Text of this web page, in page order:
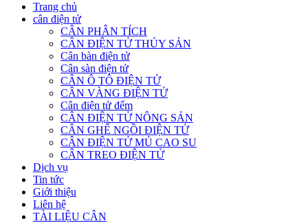
Trang chủ
cân điện tử
CÂN PHÂN TÍCH
CÂN ĐIỆN TỬ THỦY SẢN
Cân bàn điện tử
Cân sàn điện tử
CÂN Ô TÔ ĐIỆN TỬ
CÂN VÀNG ĐIỆN TỬ
Cân điện tử đếm
CÂN ĐIỆN TỬ NÔNG SẢN
CÂN GHẾ NGỒI ĐIỆN TỬ
CÂN ĐIỆN TỬ MỦ CAO SU
CÂN TREO ĐIỆN TỬ
Dịch vụ
Tin tức
Giới thiệu
Liên hệ
TÀI LIỆU CÂN